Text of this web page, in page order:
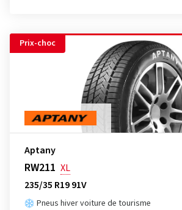
Prix-choc
Aptany
RW211 XL
235/35 R19 91V
Pneus hiver voiture de tourisme